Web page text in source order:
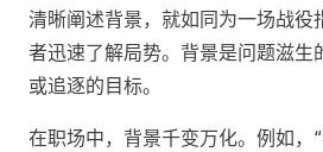
清晰阐述背景，就如同为一场战
者迅速了解局势。背景是问题滋
或追逐的目标。
在职场中，背景千变万化。例如，